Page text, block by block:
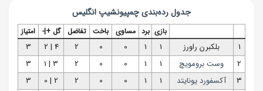
جدول رده‌بندیچمپیونشیپ انگلیس
بازی برد مساوی باخت تفاضل گل +|- امتیاز
1 بلکبرن راورز 1
1
0
0
2
4 | 2
3
2
وست برومویچ 1
1
0
0
2
3 | 1
3
3
آکسفورد یونایتد 1
1
0
0
2
2 | 0
3